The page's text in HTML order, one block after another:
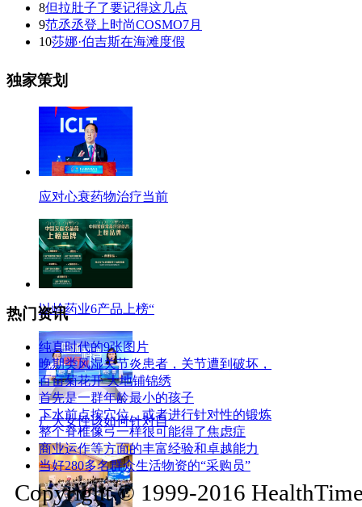
8但拉肚子了要记得这几点
9范丞丞登上时尚COSMO7月
10莎娜·伯吉斯在海滩度假
独家策划
应对心衰药物治疗当前
以岭药业6产品上榜“
广大女性该如何针对自
热门资讯
纯真时代的9张图片
晚期类风湿关节炎患者，关节遭到破坏，
百亩菊花开 大地铺锦绣
首先是一群年龄最小的孩子
下水前点按穴位，或者进行针对性的锻炼
整个脊椎像弓一样很可能得了焦虑症
商业运作等方面的丰富经验和卓越能力
当好280多名群众生活物资的“采购员”
Copyright © 1999-2016